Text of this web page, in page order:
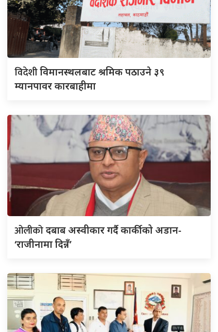
विदेशीविमानस्थलबाट श्रमिक पठाउने ३९
म्यानपावर कारबाहीमा
ओलीकोदबाब अस्वीकार गर्दै कार्कीको अडान-
‘राजीनामा दिन्नँ’